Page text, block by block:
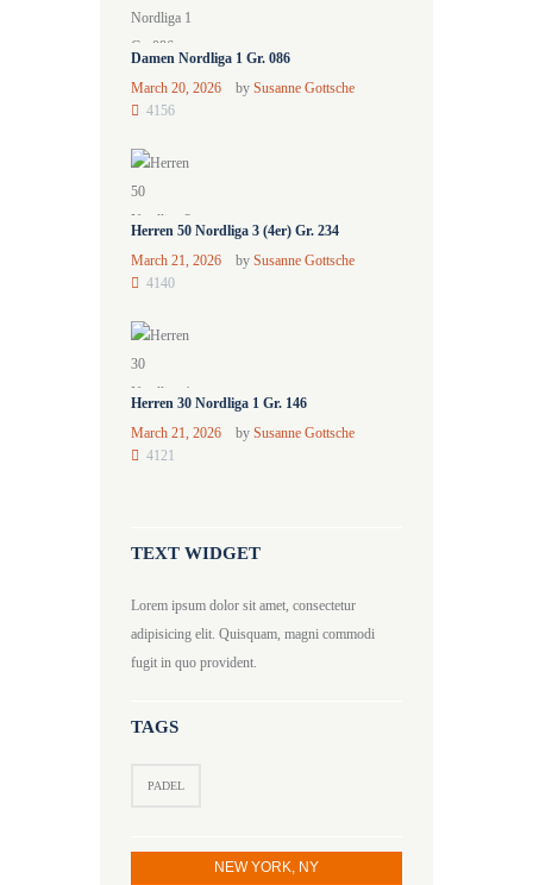
Damen Nordliga 1 Gr. 086
March 20, 2026
bySusanne Gottsche
4156
Herren 50 Nordliga 3 (4er) Gr. 234
March 21, 2026
bySusanne Gottsche
4140
Herren 30 Nordliga 1 Gr. 146
March 21, 2026
bySusanne Gottsche
4121
TEXT WIDGET
Lorem ipsum dolor sit amet, consectetur
adipisicing elit. Quisquam, magni commodi
fugit in quo provident.
TAGS
PADEL
NEW YORK, NY